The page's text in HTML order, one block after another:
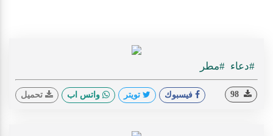
#دعاء #مطر
فيسبوك تويتر واتس اب تحميل